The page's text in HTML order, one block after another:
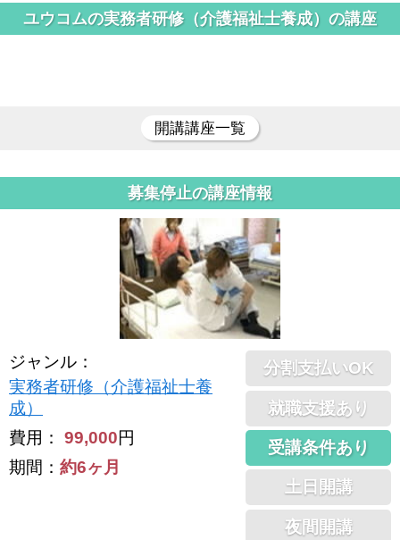
ユウコムの実務者研修（介護福祉士養成）の講座
開講講座一覧
募集停止の講座情報
ジャンル ：
実務者研修（介護福祉士養
成）
費用： 99,000円
期間： 約6ヶ月
分割支払いOK
就職支援あり
受講条件あり
土日開講
夜間開講